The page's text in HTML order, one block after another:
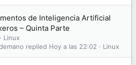
de Inteligencia Artificial
– Quinta Parte
Linux
Linux
Hoy a las 22:02